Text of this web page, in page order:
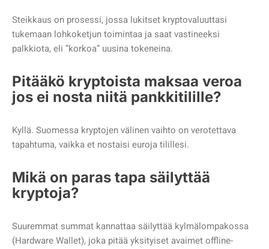
Steikkaus on prosessi, jossa lukitset kryptovaluuttasi
tukemaan lohkoketjun toimintaa ja saat vastineeksi
palkkiota, eli ”korkoa” uusina tokeneina.
Pitääkö kryptoista maksaa veroa
jos ei nosta niitä pankkitilille?
Kyllä. Suomessa kryptojen välinen vaihto on verotettava
tapahtuma, vaikka et nostaisi euroja tilillesi.
Mikä on paras tapa säilyttää
kryptoja?
Suuremmat summat kannattaa säilyttää kylmälompakossa
(Hardware Wallet), joka pitää yksityiset avaimet offline-